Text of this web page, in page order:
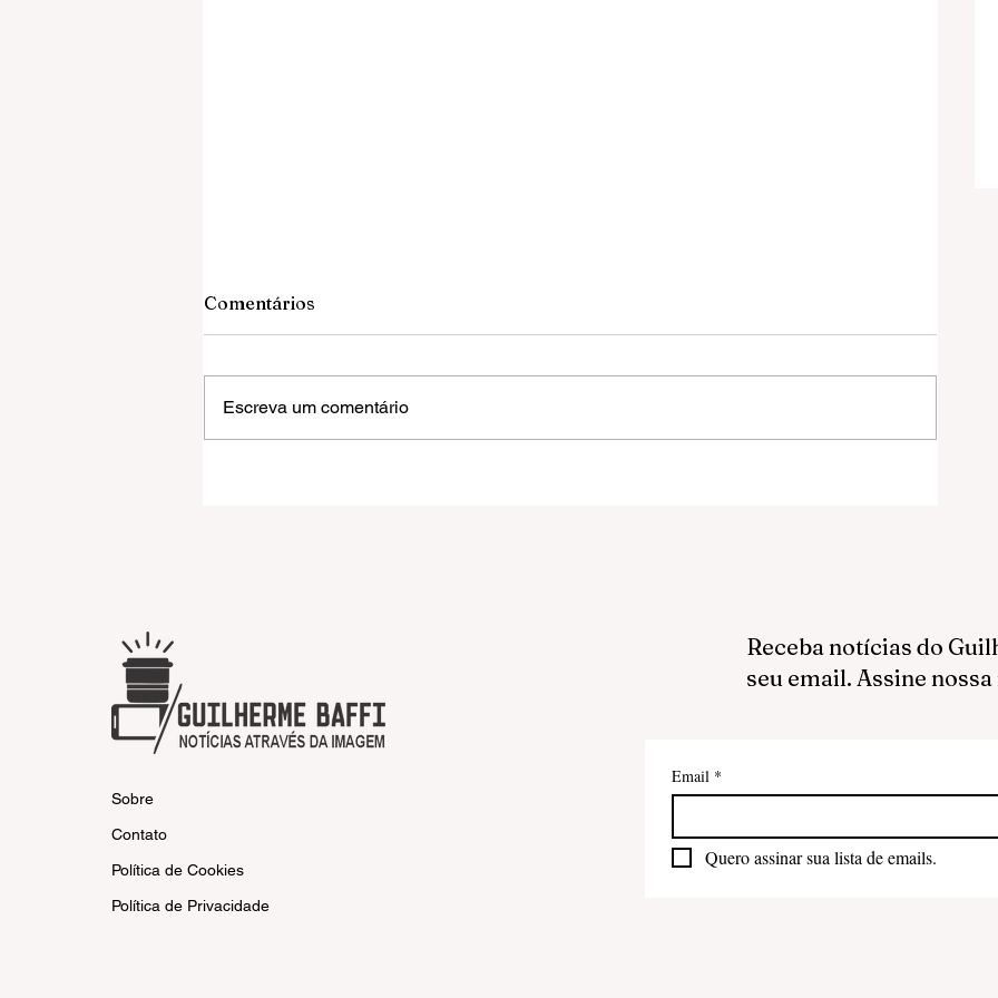
Comentários
Escreva um comentário
Sobre
Contato
Política de Cookies
Política de Privacidade
Receba notícias do
seu email. Assine
Email *
Quero assinar sua lista de emails.